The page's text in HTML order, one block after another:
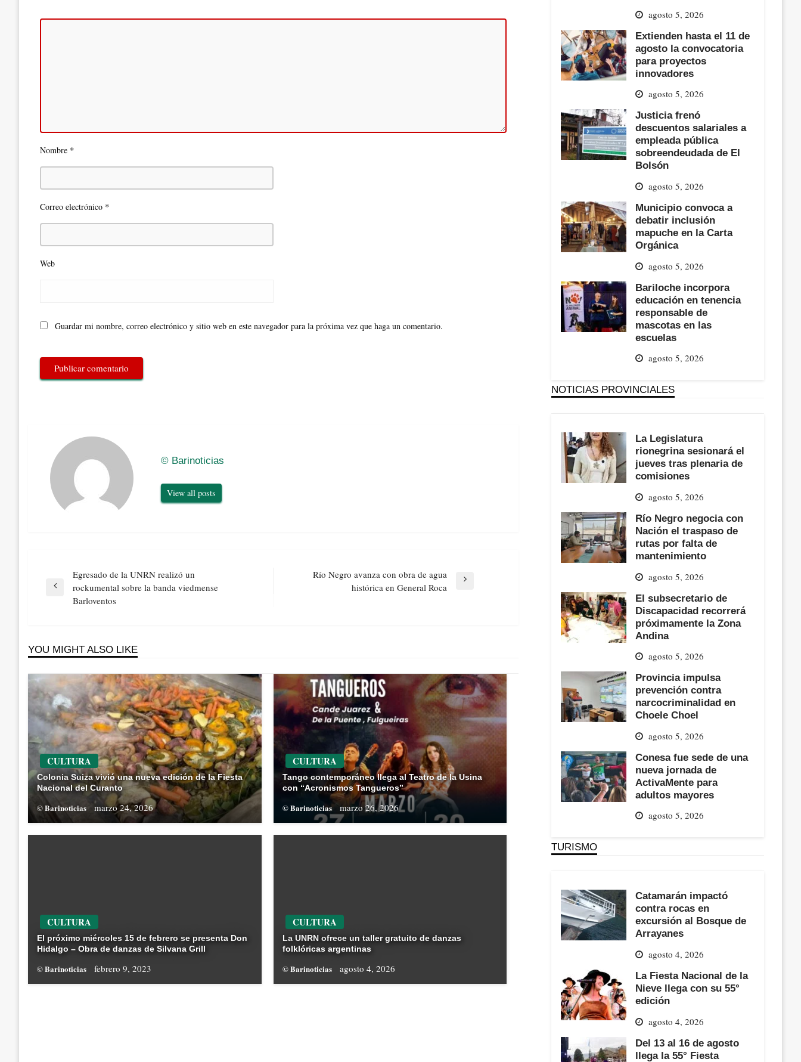
Nombre *
Correo electrónico *
Web
Guardar mi nombre, correo electrónico y sitio web en este navegador para la próxima vez que haga un comentario.
© Barinoticias
View all posts
Navegación
de
entradas
Previous
Egresado de la UNRN realizó un
rockumental sobre la banda viedmense
Barloventos
Río Negro avanza con obra de agua
histórica en General Roca
YOU MIGHT ALSO LIKE
CULTURA
Colonia Suiza vivió una nueva edición de la Fiesta
Nacional del Curanto
© Barinoticias marzo 24, 2026
CULTURA
Tango contemporáneo llega al Teatro de la Usina
con “Acronismos Tangueros”
© Barinoticias marzo 26, 2026
CULTURA
El próximo miércoles 15 de febrero se presenta Don
Hidalgo – Obra de danzas de Silvana Grill
© Barinoticias febrero 9, 2023
CULTURA
La UNRN ofrece un taller gratuito de danzas
folklóricas argentinas
© Barinoticias agosto 4, 2026
agosto 5, 2026
Extienden hasta el 11 de
agosto la convocatoria
para proyectos
innovadores
agosto 5, 2026
Justicia frenó
descuentos salariales a
empleada pública
sobreendeudada de El
Bolsón
agosto 5, 2026
Municipio convoca a
debatir inclusión
mapuche en la Carta
Orgánica
agosto 5, 2026
Bariloche incorpora
educación en tenencia
responsable de
mascotas en las
escuelas
agosto 5, 2026
NOTICIAS PROVINCIALES
La Legislatura
rionegrina sesionará el
jueves tras plenaria de
comisiones
agosto 5, 2026
Río Negro negocia con
Nación el traspaso de
rutas por falta de
mantenimiento
agosto 5, 2026
El subsecretario de
Discapacidad recorrerá
próximamente la Zona
Andina
agosto 5, 2026
Provincia impulsa
prevención contra
narcocriminalidad en
Choele Choel
agosto 5, 2026
Conesa fue sede de una
nueva jornada de
ActivaMente para
adultos mayores
agosto 5, 2026
TURISMO
Catamarán impactó
contra rocas en
excursión al Bosque de
Arrayanes
agosto 4, 2026
La Fiesta Nacional de la
Nieve llega con su 55°
edición
agosto 4, 2026
Del 13 al 16 de agosto
llega la 55° Fiesta